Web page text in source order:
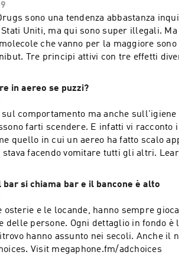
sono una tendenza abbastanza
Uniti, ma qui sono super illegali. Ma
che vanno per la maggiore
Tre principi attivi con tre effetti
in aereo se puzzi?
comportamento ma anche sull'igiene
farti scendere. E infatti vi racconto
quello in cui un aereo ha fatto scalo
vomitare tutti gli altri. Learn more about your ad
bar si chiama bar e il bancone è alto
osterie e le locande, hanno sempre
delle persone. Ogni dettaglio in fondo
hanno assunto nei secoli. Anche il nome
Visit megaphone.fm/adchoices